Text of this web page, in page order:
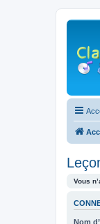
Vous
Nom